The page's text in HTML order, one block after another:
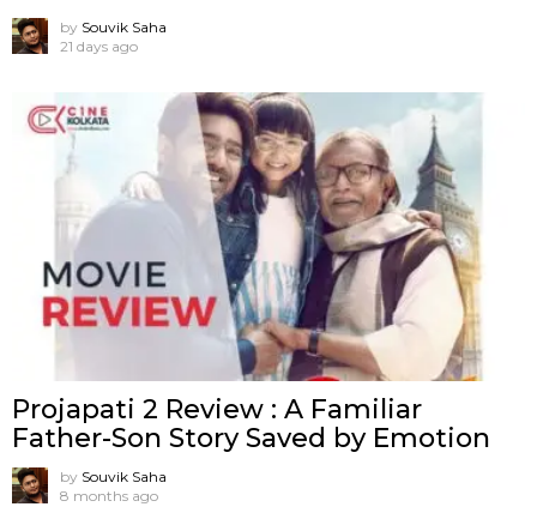
by Souvik Saha
21 days ago
Projapati 2 Review : A Familiar
Father-Son Story Saved by Emotion
by Souvik Saha
8 months ago